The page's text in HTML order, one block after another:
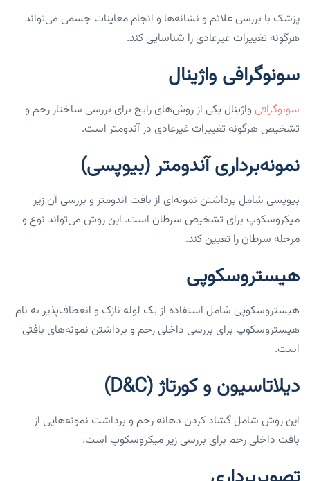
پزشک با بررسی علائم و نشانه‌ها و انجام معاینات جسمی می‌تواند
هرگونه تغییرات غیرعادی را شناسایی کند.
سونوگرافی واژینال
سونوگرافی واژینال یکی از روش‌های رایج برای بررسی ساختار رحم و
تشخیص هرگونه تغییرات غیرعادی در آندومتر است.
نمونه‌برداری آندومتر (بیوپسی)
بیوپسی شامل برداشتن نمونه‌ای از بافت آندومتر و بررسی آن زیر
میکروسکوپ برای تشخیص سرطان است. این روش می‌تواند نوع و
مرحله سرطان را تعیین کند.
هیستروسکوپی
هیستروسکوپی شامل استفاده از یک لوله نازک و انعطاف‌پذیر به نام
هیستروسکوپ برای بررسی داخلی رحم و برداشتن نمونه‌های بافتی
است.
دیلاتاسیون و کورتاژ (D&C)
این روش شامل گشاد کردن دهانه رحم و برداشت نمونه‌هایی از
بافت داخلی رحم برای بررسی زیر میکروسکوپ است.